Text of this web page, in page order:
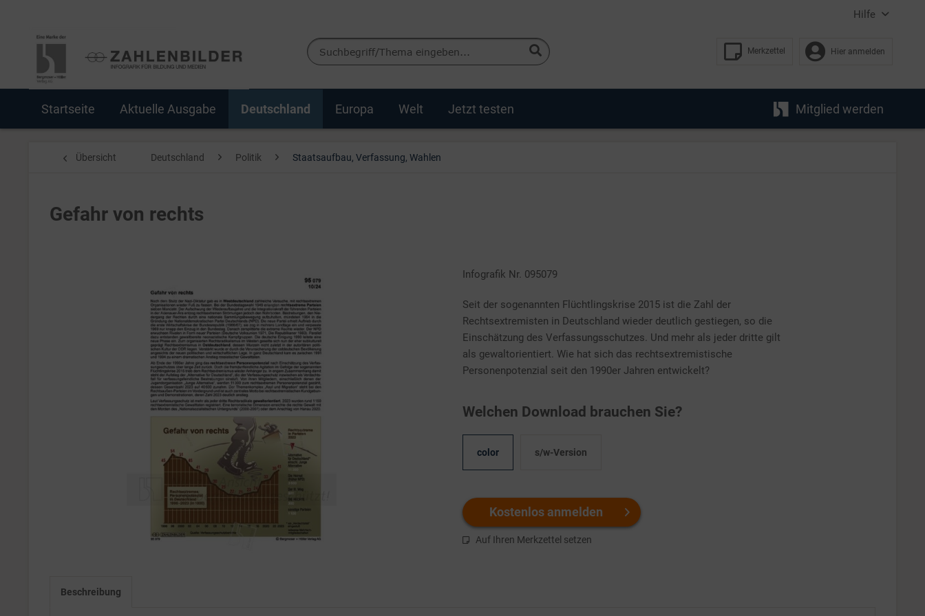
Hilfe
Merkzettel Hier anmelden
Startseite Aktuelle Ausgabe Deutschland Europa Welt Jetzt testen Mitglied werden
Übersicht Deutschland Politik Staatsaufbau, Verfassung, Wahlen
Gefahr von rechts
Infografik Nr. 095079
Seit der sogenannten Flüchtlingskrise 2015 ist die Zahl der
Rechtsextremisten in Deutschland wieder deutlich gestiegen, so die
Einschätzung des Verfassungsschutzes. Und mehr als jeder dritte gilt
als gewaltorientiert. Wie hat sich das rechtsextremistische
Personenpotenzial seit den 1990er Jahren entwickelt?
Welchen Download brauchen Sie?
color s/w-Version
Kostenlos anmelden
Auf Ihren Merkzettel setzen
Beschreibung